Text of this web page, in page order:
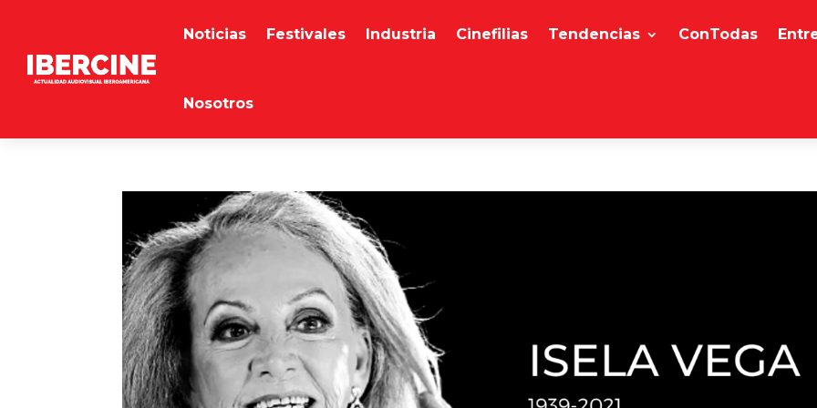
Noticias Festivales Industria Cinefilias Tendencias ConTodas
Nosotros